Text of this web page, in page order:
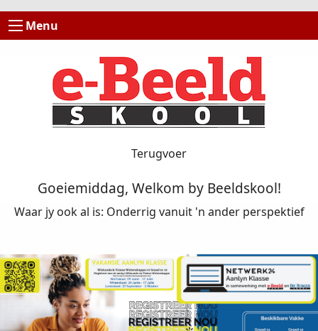
Menu
Terugvoer
Goeiemiddag, Welkom by Beeldskool!
Waar jy ook al is: Onderrig vanuit 'n ander perspektief